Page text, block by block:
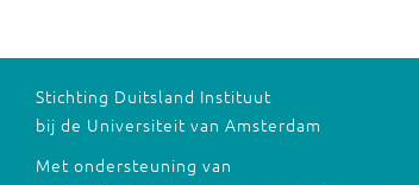
Stichting Duitsland Instituut
bij de Universiteit van Amsterdam
Met ondersteuning van